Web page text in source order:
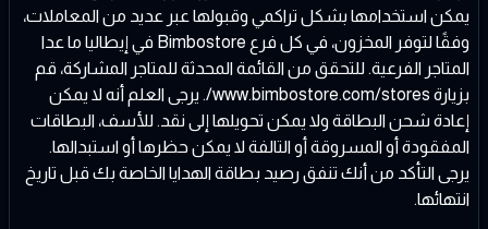
يمكن استخدامها بشكل تراكمي وقبولها عبر عديد من المعاملات،
وفقًا لتوفر المخزون، في كل فرع Bimbostore في إيطاليا ما عدا
المتاجر الفرعية. للتحقق من القائمة المحدثة للمتاجر المشاركة، قم
بزيارة www.bimbostore.com/stores/ . يرجى العلم أنه لا يمكن
إعادة شحن البطاقة ولا يمكن تحويلها إلى نقد. للأسف، البطاقات
المفقودة أو المسروقة أو التالفة لا يمكن حظرها أو استبدالها.
يرجى التأكد من أنك تنفق رصيد بطاقة الهدايا الخاصة بك قبل تاريخ
انتهائها.